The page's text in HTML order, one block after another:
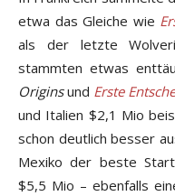
etwa das Gleiche wie
als der letzte
stammten etwas
Originsund Erste
und Italien $2,1 Mio
schon deutlich besser
Mexiko der beste
$5,5 Mio – ebenfalls